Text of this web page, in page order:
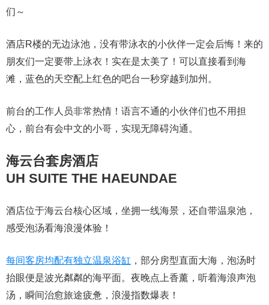
们～
酒店R楼的无边泳池，没有带泳衣的小伙伴一定会后悔！来的
朋友们一定要带上泳衣！实在是太美了！可以直接看到海
滩，蓝色的天空配上红色的吧台一秒穿越到加州。
前台的工作人员非常热情！语言不通的小伙伴们也不用担
心，前台有会中文的小哥，实现无障碍沟通。
海云台套房酒店
UH SUITE THE HAEUNDAE
酒店位于海云台核心区域，坐拥一线海景，还自带温泉池，
感受泡汤看海浪漫体验！
每间客房均配有独立温泉浴缸 ，部分房型直面大海，泡汤时
抬眼便是波光粼粼的海平面。夜晚点上香薰，听着海浪声泡
汤，瞬间治愈旅途疲惫，浪漫指数爆表！